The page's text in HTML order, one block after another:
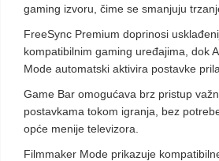
gaming izvoru, čime se smanjuju
FreeSync Premium doprinosi
kompatibilnim gaming uređajima, dok
Mode automatski aktivira postavke
Game Bar omogućava brz pristup
postavkama tokom igranja, bez
opće menije televizora.
Filmmaker Mode prikazuje